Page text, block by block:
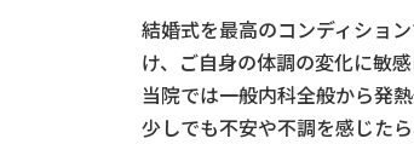
結婚式を最高のコンディショ
け、ご自身の体調の変化に敏
当院では一般内科全般から発
少しでも不安や不調を感じた